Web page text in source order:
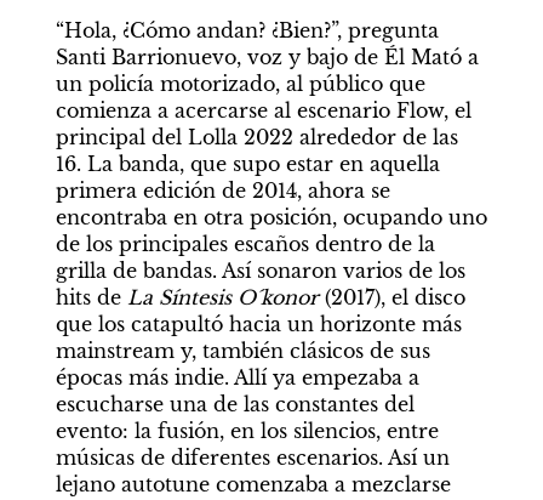
“Hola, ¿Cómo andan? ¿Bien?”, pregunta
Santi Barrionuevo, voz y bajo de Él Mató a
un policía motorizado, al público que
comienza a acercarse al escenario Flow, el
principal del Lolla 2022 alrededor de las
16. La banda, que supo estar en aquella
primera edición de 2014, ahora se
encontraba en otra posición, ocupando uno
de los principales escaños dentro de la
grilla de bandas. Así sonaron varios de los
hits de La Síntesis O´konor (2017), el disco
que los catapultó hacia un horizonte más
mainstream y, también clásicos de sus
épocas más indie. Allí ya empezaba a
escucharse una de las constantes del
evento: la fusión, en los silencios, entre
músicas de diferentes escenarios. Así un
lejano autotune comenzaba a mezclarse